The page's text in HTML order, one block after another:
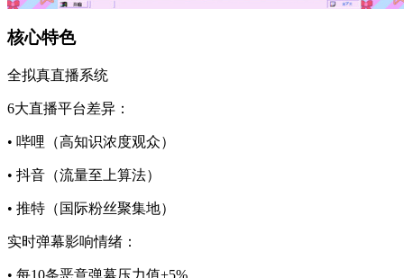
​​核心特色​​
​​全拟真直播系统​​
6大直播平台差异：
• 哔哩（高知识浓度观众）
• 抖音（流量至上算法）
• 推特（国际粉丝聚集地）
实时弹幕影响情绪：
• 每10条恶意弹幕压力值+5%